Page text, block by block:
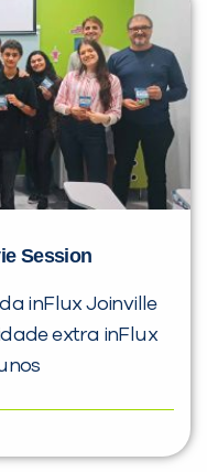
Session
inFlux Joinville
extra inFlux